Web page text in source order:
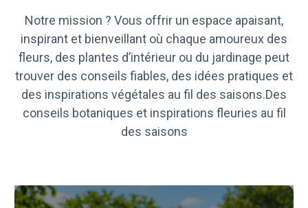
Notre mission ? Vous offrir un espace apaisant,
inspirant et bienveillant où chaque amoureux des
fleurs, des plantes d’intérieur ou du jardinage peut
trouver des conseils fiables, des idées pratiques et
des inspirations végétales au fil des saisons.Des
conseils botaniques et inspirations fleuries au fil
des saisons